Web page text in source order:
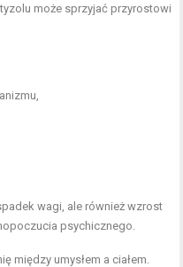
może sprzyjać przyrostowi
wagi, ale również wzrost
psychicznego.
między umysłem a ciałem.